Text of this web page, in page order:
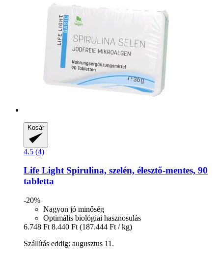
Kosár
4.5 (4)
Life LightSpirulina, szelén, élesztő-​mentes, 90
tabletta
-20%
Nagyon jó minőség
Optimális biológiai hasznosulás
6.748 Ft 8.440 Ft (187.444 Ft / kg)
Szállítás eddig: augusztus 11.